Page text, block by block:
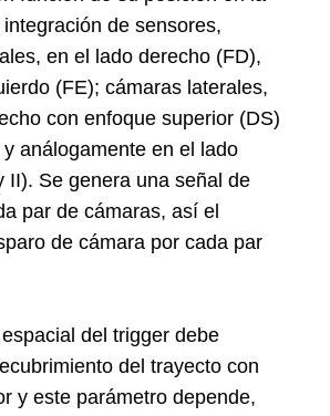
de sensores,
en el lado derecho (FD),
(FE); cámaras laterales,
con enfoque superior (DS)
análogamente en el lado
II). Se genera una señal de
par de cámaras, así el
de cámara por cada par
del trigger debe
del trayecto con
y este parámetro depende,